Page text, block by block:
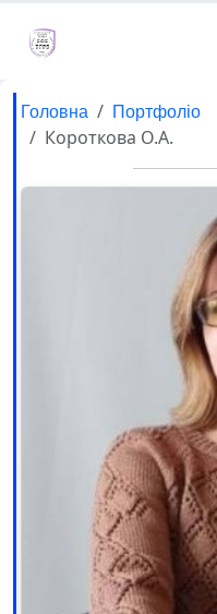
Головна Портфоліо
Короткова О.А.